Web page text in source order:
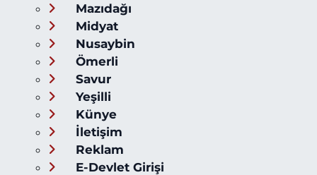
Mazıdağı
Midyat
Nusaybin
Ömerli
Savur
Yeşilli
Künye
İletişim
Reklam
E-Devlet Girişi